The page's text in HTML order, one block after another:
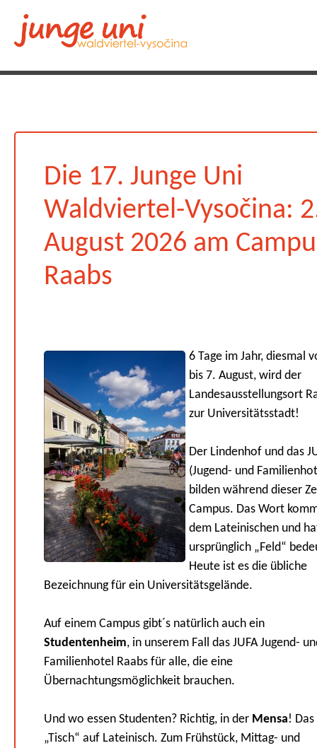
Die 17. Junge Uni
Waldviertel-Vysočina:
August 2026 am
Raabs
6 Tage im Jahr, diesmal
bis 7. August, wird der
Landesausstellungsort
zur Universitätsstadt!
Der Lindenhof und das
(Jugend- und
bilden während dieser
Campus. Das Wort
dem Lateinischen und
ursprünglich „Feld“
Heute ist es die übliche
Bezeichnung für ein Universitätsgelände.
Auf einem Campus gibt´s natürlich auch ein
Studentenheim, in unserem Fall das JUFA Jugend-
Familienhotel Raabs für alle, die eine
Übernachtungsmöglichkeit brauchen.
Und wo essen Studenten? Richtig, in der Mensa!
„Tisch“ auf Lateinisch. Zum Frühstück, Mittag- und